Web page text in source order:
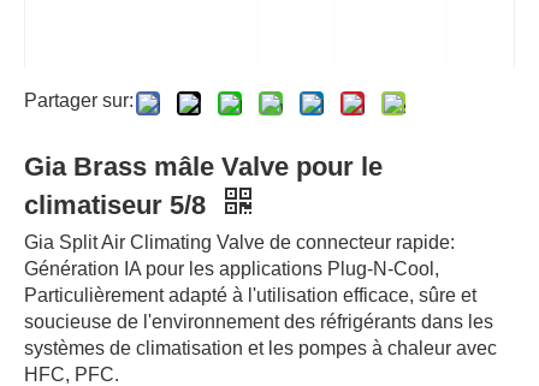
Partager sur:
Gia Brass mâle Valve pour le
climatiseur 5/8
Gia Split Air Climating Valve de connecteur rapide:
Génération IA pour les applications Plug-N-Cool,
Particulièrement adapté à l'utilisation efficace, sûre et
soucieuse de l'environnement des réfrigérants dans les
systèmes de climatisation et les pompes à chaleur avec
HFC, PFC.